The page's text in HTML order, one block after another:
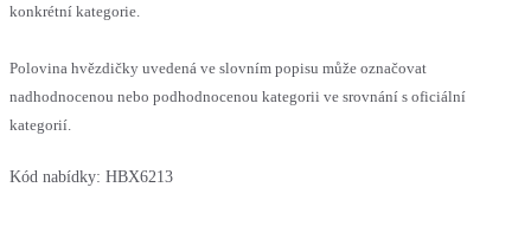
konkrétní kategorie.
Polovina hvězdičky uvedená ve slovním popisu může označovat
nadhodnocenou nebo podhodnocenou kategorii ve srovnání s oficiální
kategorií.
Kód nabídky: HBX6213